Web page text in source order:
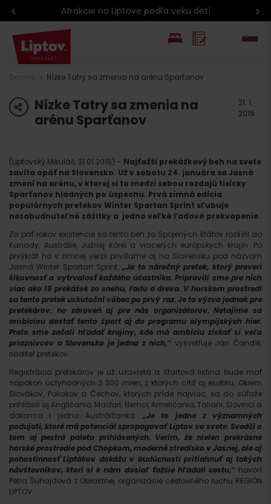
Atrakcie na Liptove podľa veku detí
Nízke Tatry sa zmenia na arénu Sparťanov
share
Nízke Tatry sa zmenia na
arénu Sparťanov
21. 1.
2015
(Liptovský Mikuláš, 21.01.2015) – Najťažší prekážkový beh na svete
zavíta opäť na Slovensko. Už v sobotu 24. januára sa Jasná
zmení na arénu, v ktorej si to medzi sebou rozdajú tisícky
Sparťanov hladných po úspechu. Prvá zimná edícia
populárnych pretekov Winter Spartan Sprint sľubuje
nezabudnuteľné zážitky a jedno veľké ľadové prekvapenie.
Za päť rokov existencie sa tento beh zo Spojených štátov rozšíril do
Kanady, Austrálie, Južnej Kórei a viacerých európskych krajín. Po
prvýkrát ho v zimnej verzii privítame aj na Slovensku pod názvom
Jasná Winter Spartan Sprint.„Je to náročný pretek, ktorý preverí
šikovnosť a vytrvalosť každého účastníka. Pripravili sme pre nich
viac ako 15 prekážok zo snehu, ľadu a dreva. V horskom prostredí
sa tento pretek uskutoční vôbec po prvý raz. Je to výzva jednak pre
pretekárov, no zároveň aj pre nás organizátorov. Netajíme sa
ambíciou dostať tento šport aj do programu olympijských hier.
Preto sme začali hľadať krajiny, kde má ambíciu získať si veľa
priaznivcov a Slovensko je jedna z nich,“ vysvetľuje Ján Čandík,
riaditeľ pretekov.
Registrácia pretekárov je už uzavretá a štartová listina bude mať
napokon úctyhodných 2 300 mien, z ktorých cítiť aj exotiku. Okrem
Slovákov, Poliakov a Čechov, ktorých príde najviac, sa do súťaže
prihlásili aj Angličania, Maďari, Nemci, Američania, Taliani, Slovinci a
dokonca i jedna Austrálčanka. „Je to jedno z významných
podujatí, ktoré má potenciál spropagovať Liptov vo svete. Svedčí o
tom aj pestrá paleta prihlásených. Verím, že nielen prekrásne
horské prostredie pod Chopkom, moderné stredisko v Jasnej, ale aj
pohostinnosť Liptákov dokážu v budúcnosti pritiahnuť aj takých
návštevníkov, ktorí si k nám dosiaľ ťažšie hľadali cestu,“hovorí
Petra Šuhajdová z Oblastnej organizácie cestovného ruchu REGION
LIPTOV.